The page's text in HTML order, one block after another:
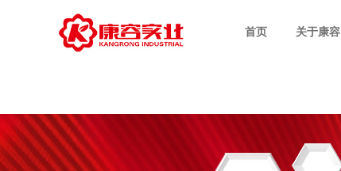
首页 关于康容
企业介绍
发展历程
先进设备
品质管理
多效护肤配方
电商爆款配方
ODM业务
行业商道
视频中心
员工风采